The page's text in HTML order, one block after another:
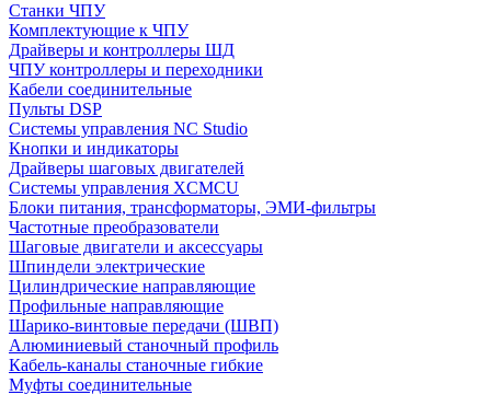
Станки ЧПУ
Комплектующие к ЧПУ
Драйверы и контроллеры ШД
ЧПУ контроллеры и переходники
Кабели соединительные
Пульты DSP
Системы управления NC Studio
Кнопки и индикаторы
Драйверы шаговых двигателей
Системы управления XCMCU
Блоки питания, трансформаторы, ЭМИ-фильтры
Частотные преобразователи
Шаговые двигатели и аксессуары
Шпиндели электрические
Цилиндрические направляющие
Профильные направляющие
Шарико-винтовые передачи (ШВП)
Алюминиевый станочный профиль
Кабель-каналы станочные гибкие
Муфты соединительные